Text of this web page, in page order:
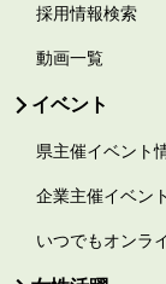
採用情報検索
動画一覧
イベント
県主催イベント
企業主催イベン
いつでもオンラ